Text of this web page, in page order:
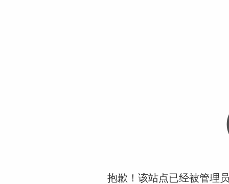
抱歉！该站点已经被管理